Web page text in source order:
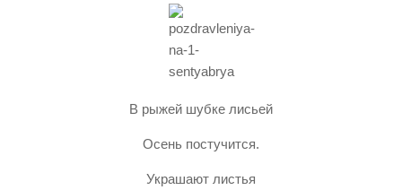
В рыжей шубке лисьей
Осень постучится.
Украшают листья